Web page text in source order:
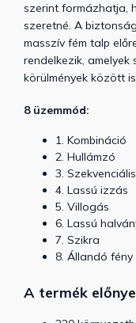
szerint formázhatja,
szeretné. A
masszív fém talp
rendelkezik,
körülmények között
8 üzemmód:
1. Kombináció
2. Hullámzó
3.
4. Lassú izzás
5. Villogás
6. Lassú
7. Szikra
8. Állandó fény
A termék